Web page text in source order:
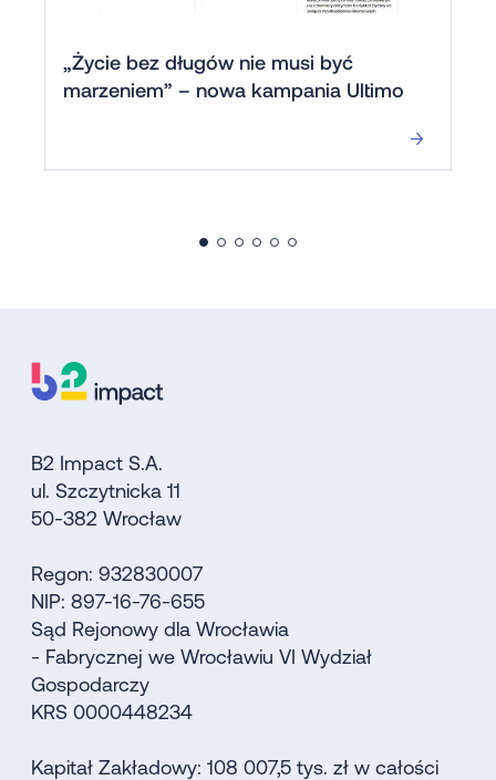
„Życie bez długów nie musi być
marzeniem” – nowa kampania Ultimo
B2 Impact S.A.
ul. Szczytnicka 11
50-382 Wrocław
Regon: 932830007
NIP: 897-16-76-655
Sąd Rejonowy dla Wrocławia
- Fabrycznej we Wrocławiu VI Wydział
Gospodarczy
KRS 0000448234
Kapitał Zakładowy: 108 007,5 tys. zł w całości